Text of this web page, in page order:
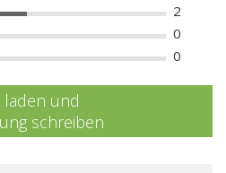
2
0
0
laden und
schreiben